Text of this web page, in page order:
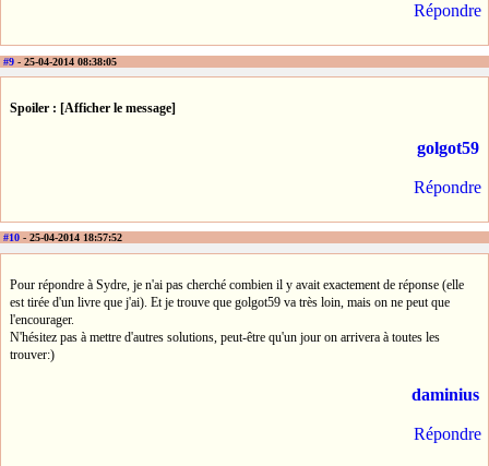
Répondre
#9 - 25-04-2014 08:38:05
Spoiler : [Afficher le message]
golgot59
Répondre
#10 - 25-04-2014 18:57:52
Pour répondre à Sydre, je n'ai pas cherché combien il y avait exactement de réponse (elle
est tirée d'un livre que j'ai). Et je trouve que golgot59 va très loin, mais on ne peut que
l'encourager.
N'hésitez pas à mettre d'autres solutions, peut-être qu'un jour on arrivera à toutes les
trouver:)
daminius
Répondre